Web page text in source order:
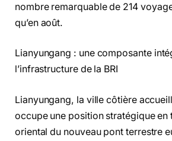
nombre remarquable de 214
qu’en août.
Lianyungang : une composante
l’infrastructure de la BRI
Lianyungang, la ville côtière
occupe une position stratégique en
oriental du nouveau pont terrestre